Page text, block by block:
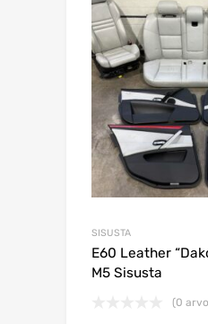
SISUSTA
E60 Leather
M5 Sisusta
(0